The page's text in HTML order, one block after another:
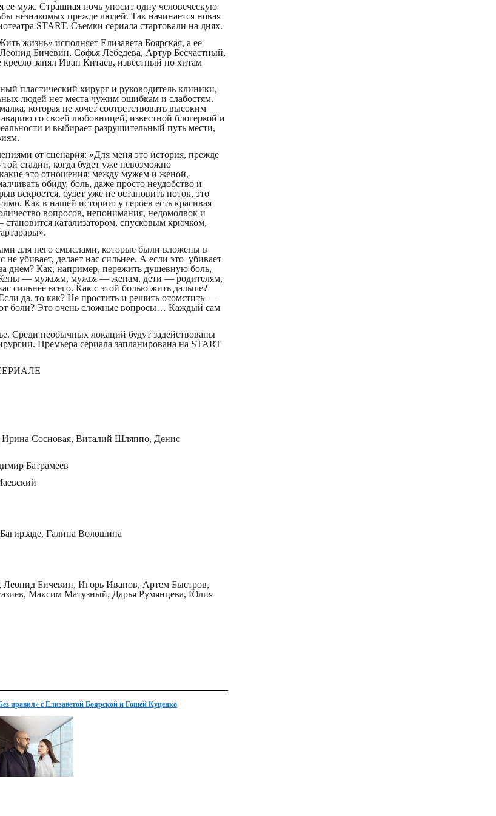
ее муж. Страшная ночь уносит одну человеческую
незнакомых прежде людей. Так начинается новая
START. Съемки сериала стартовали на днях.
жизнь» исполняет Елизавета Боярская, а ее
Бичевин, Софья Лебедева, Артур Бесчастный,
занял Иван Китаев, известный по хитам
пластический хирург и руководитель клиники,
людей нет места чужим ошибкам и слабостям.
которая не хочет соответствовать высоким
со своей любовницей, известной блогеркой и
и выбирает разрушительный путь мести,
от сценария: «Для меня это история, прежде
стадии, когда будет уже невозможно
это отношения: между мужем и женой,
обиду, боль, даже просто неудобство и
вскроется, будет уже не остановить поток, это
Как в нашей истории: у героев есть красивая
вопросов, непонимания, недомолвок и
катализатором, спусковым крючком,
для него смыслами, которые были вложены в
не убивает, делает нас сильнее. А если это убивает
днем? Как, например, пережить душевную боль,
— мужьям, мужья — женам, дети — родителям,
сильнее всего. Как с этой болью жить дальше?
да, то как? Не простить и решить отомстить —
боли? Это очень сложные вопросы… Каждый сам
Среди необычных локаций будут задействованы
Премьера сериала запланирована на START
Сосновая, Виталий Шляппо, Денис
Батрамеев
Галина Волошина
Леонид Бичевин, Игорь Иванов, Артем Быстров,
Максим Матузный, Дарья Румянцева, Юлия
правил» с Елизаветой Боярской и Гошей Куценко